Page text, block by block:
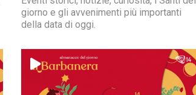
giorno e gli avvenimenti più importanti
della data di oggi.